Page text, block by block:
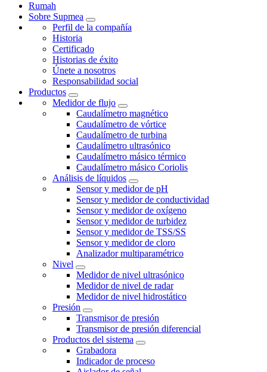
Rumah
Sobre Supmea
Perfil de la compañía
Historia
Certificado
Historias de éxito
Únete a nosotros
Responsabilidad social
Productos
Medidor de flujo
Caudalímetro magnético
Caudalímetro de vórtice
Caudalímetro de turbina
Caudalímetro ultrasónico
Caudalímetro másico térmico
Caudalímetro másico Coriolis
Análisis de líquidos
Sensor y medidor de pH
Sensor y medidor de conductividad
Sensor y medidor de oxígeno
Sensor y medidor de turbidez
Sensor y medidor de TSS/SS
Sensor y medidor de cloro
Analizador multiparamétrico
Nivel
Medidor de nivel ultrasónico
Medidor de nivel de radar
Medidor de nivel hidrostático
Presión
Transmisor de presión
Transmisor de presión diferencial
Productos del sistema
Grabadora
Indicador de proceso